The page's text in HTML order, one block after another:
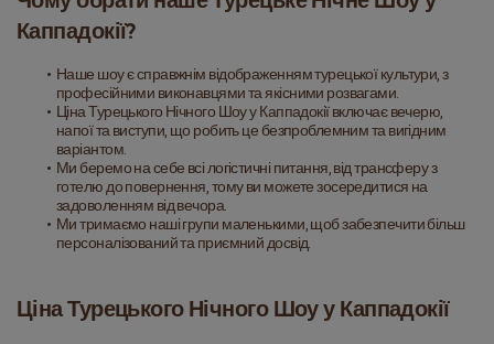
Каппадокії?
Наше шоу є справжнім відображенням турецької культури, з
професійними виконавцями та якісними розвагами.
Ціна Турецького Нічного Шоу у Каппадокії включає вечерю,
напої та виступи, що робить це безпроблемним та вигідним
варіантом.
Ми беремо на себе всі логістичні питання, від трансферу з
готелю до повернення, тому ви можете зосередитися на
задоволенням від вечора.
Ми тримаємо наші групи маленькими, щоб забезпечити більш
персоналізований та приємний досвід.
Ціна Турецького Нічного Шоу у Каппадокії